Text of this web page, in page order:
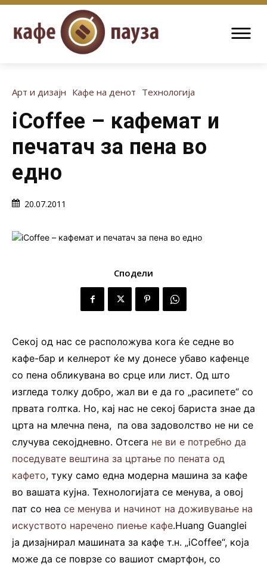
Арт и дизајн Кафе на денот Технологија
iCoffee – кафемат и
печатач за пена во
едно
20.07.2011
Сподели
Секој од нас се расположува кога ќе седне во
кафе-бар и келнерот ќе му донесе убаво кафенце
со пена обликувана во срце или лист. Од што
изгледа толку добро, жал ви е да го „расипете“ со
првата голтка. Но, кај нас не секој бариста знае да
црта на млечна пена, па ова задоволство не ни се
случува секојдневно. Отсега не ви е потребно да
поседувате вештина за цртање по пената од
кафето, туку само една модерна машина за кафе
во вашата кујна. Технологијата се менува, а овој
пат со неа се менува и начинот на доживување на
искуството наречено пиење кафе.Huang Guanglei
ја дизајнирал машината за кафе т.н. „iCoffee“, која
може да се поврзе со вашиот смартфон, со